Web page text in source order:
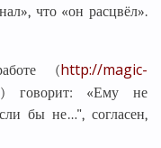
что «он расцвёл».
(http://magic-
) говорит: «Ему не
бы не…", согласен,